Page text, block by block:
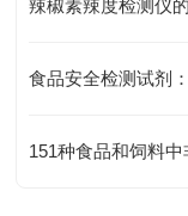
151种食品和饲料